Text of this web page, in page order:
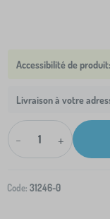
Livraison à votre
- +
Code: 31246-0